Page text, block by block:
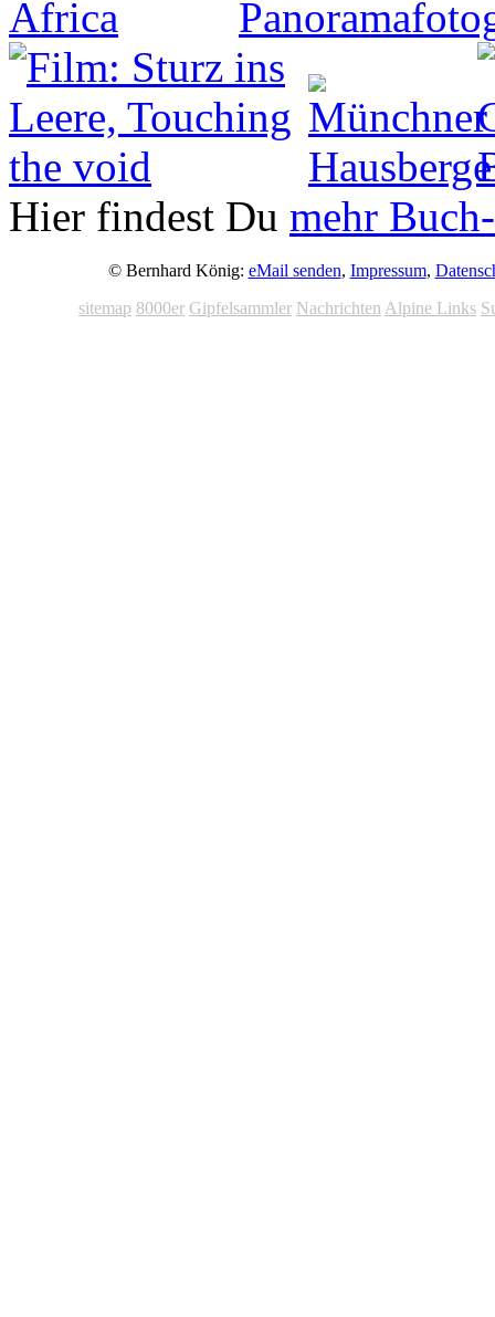
Hier findest Du mehr
© Bernhard König: eMail senden, Impressum,
sitemap 8000er Gipfelsammler Nachrichten Alpine Links